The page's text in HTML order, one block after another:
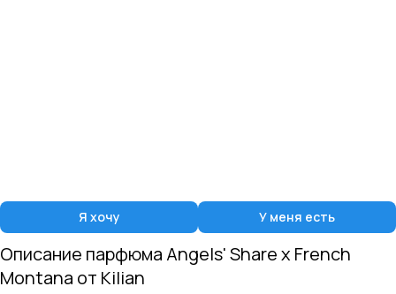
Я хочу У меня есть
Описание парфюма Angels' Share x French
Montana от Kilian